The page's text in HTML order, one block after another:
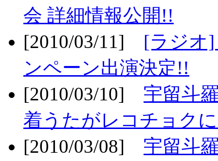
会 詳細情報公開!!
[2010/03/11] [ラジオ
ンペーン出演決定!!
[2010/03/10] 宇留斗
着うたがレコチョク
[2010/03/08] 宇留斗